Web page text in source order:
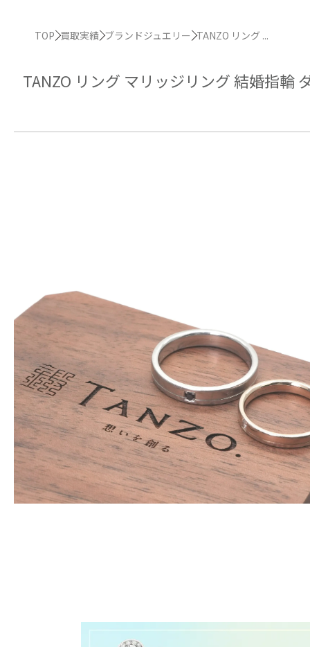
TOP 買取実績 ブランドジュエリー TANZO リング ...
TANZO リング マリッジリング 結婚指輪